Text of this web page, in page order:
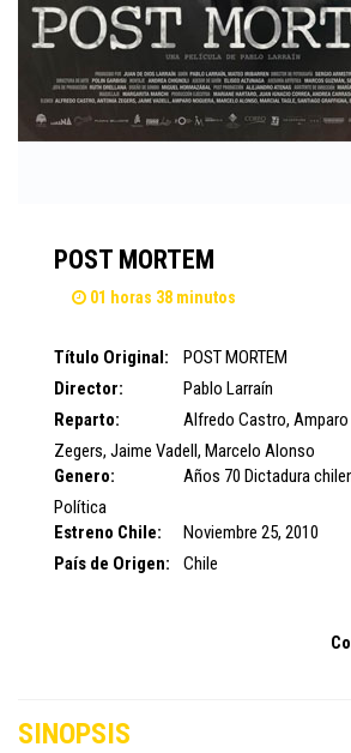
POST MORTEM
01 horas 38 minutos
Título Original:
POST MORTEM
Director:
Pablo Larraín
Reparto:
Alfredo Castro,
Zegers, Jaime Vadell, Marcelo Alonso
Genero:
Años 70 Dictadura
Política
Estreno Chile:
Noviembre 25, 2010
País de Origen:
Chile
SINOPSIS